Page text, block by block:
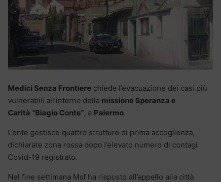
Medici Senza Frontiere chiede l’evacuazione dei casi più
vulnerabili all’interno della missione Speranza e
Carità “Biagio Conte”, a Palermo.
L’ente gestisce quattro strutture di prima accoglienza,
dichiarate zona rossa dopo l’elevato numero di contagi
Covid-19 registrato.
Nel fine settimana Msf ha risposto all’appello alla città